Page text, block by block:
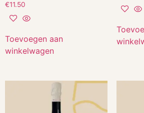
€11.50
Toevoegen aan
winkelwagen